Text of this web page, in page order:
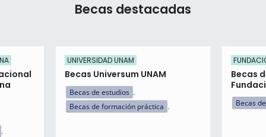
Becas destacadas
UNIVERSIDAD UNAM
Becas Universum UNAM
Becas de estudios
Becas de formación práctica
Becas
Becas